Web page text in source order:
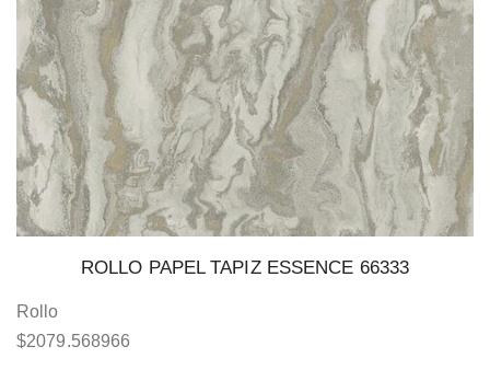
ROLLO PAPEL TAPIZ ESSENCE 66333
Rollo
$2079.568966